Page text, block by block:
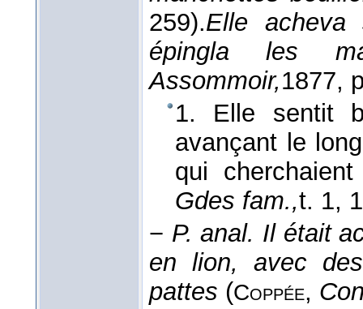
259).Elle acheva
épingla les
Assommoir,1877,
1. Elle sentit
avançant le
qui
Gdes fam.,t. 1,
− P. anal. Il était
en lion, avec
pattes (Coppée,